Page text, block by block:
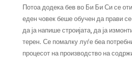
Потоа додека бев во Би Би Си се
еден човек беше обучен да прави
да ја напише строијата, да ја
терен. Се помалку луѓе беа
процесот на производство на